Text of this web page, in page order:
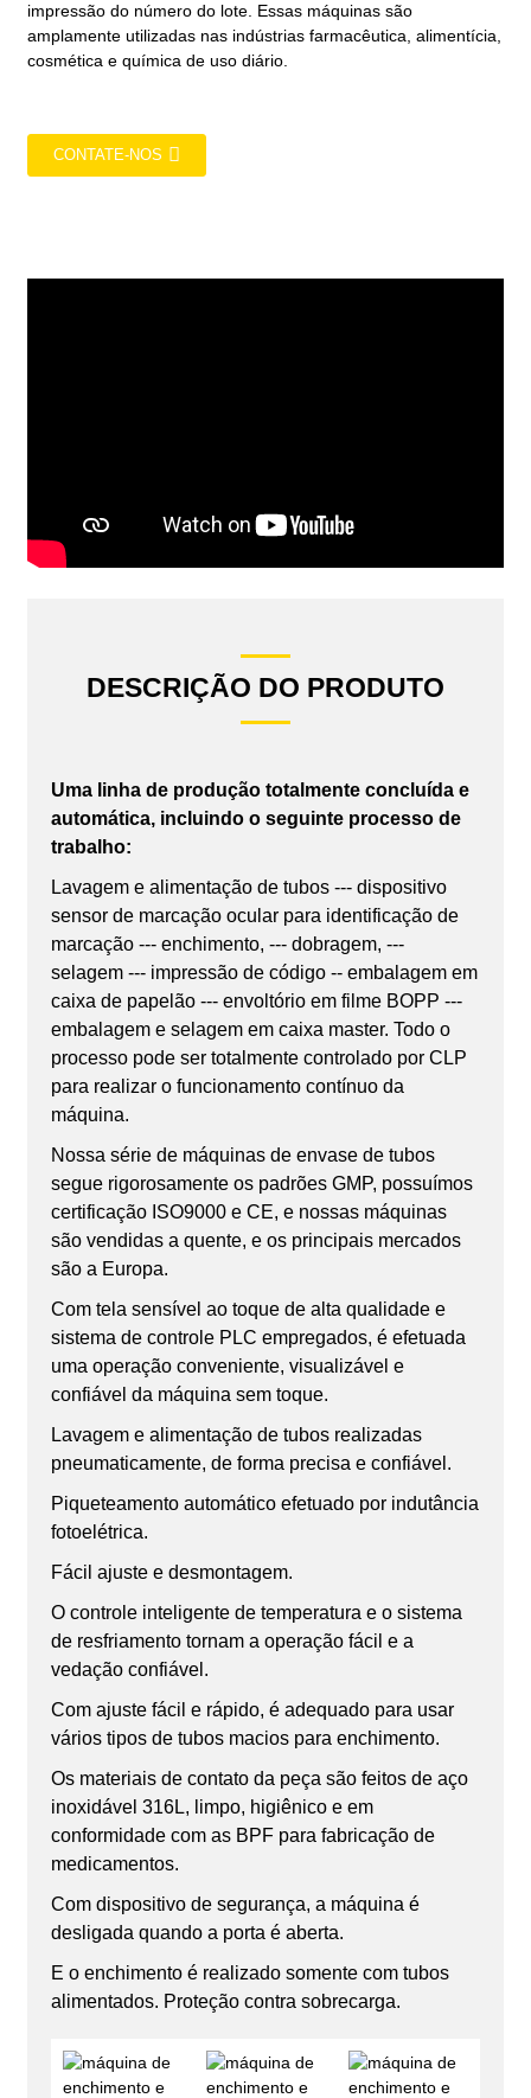
impressão do número do lote. Essas máquinas são
amplamente utilizadas nas indústrias farmacêutica, alimentícia,
cosmética e química de uso diário.
CONTATE-NOS
DESCRIÇÃO DO PRODUTO
Uma linha de produção totalmente concluída e
automática, incluindo o seguinte processo de
trabalho:
Lavagem e alimentação de tubos --- dispositivo
sensor de marcação ocular para identificação de
marcação --- enchimento, --- dobragem, ---
selagem --- impressão de código -- embalagem em
caixa de papelão --- envoltório em filme BOPP ---
embalagem e selagem em caixa master. Todo o
processo pode ser totalmente controlado por CLP
para realizar o funcionamento contínuo da
máquina.
Nossa série de máquinas de envase de tubos
segue rigorosamente os padrões GMP, possuímos
certificação ISO9000 e CE, e nossas máquinas
são vendidas a quente, e os principais mercados
são a Europa.
Com tela sensível ao toque de alta qualidade e
sistema de controle PLC empregados, é efetuada
uma operação conveniente, visualizável e
confiável da máquina sem toque.
Lavagem e alimentação de tubos realizadas
pneumaticamente, de forma precisa e confiável.
Piqueteamento automático efetuado por indutância
fotoelétrica.
Fácil ajuste e desmontagem.
O controle inteligente de temperatura e o sistema
de resfriamento tornam a operação fácil e a
vedação confiável.
Com ajuste fácil e rápido, é adequado para usar
vários tipos de tubos macios para enchimento.
Os materiais de contato da peça são feitos de aço
inoxidável 316L, limpo, higiênico e em
conformidade com as BPF para fabricação de
medicamentos.
Com dispositivo de segurança, a máquina é
desligada quando a porta é aberta.
E o enchimento é realizado somente com tubos
alimentados. Proteção contra sobrecarga.